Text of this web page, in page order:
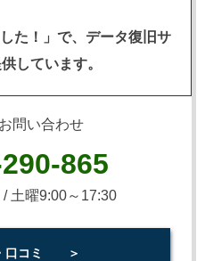
た！」で、データ復旧サ
しています。
問い合わせ
865
土曜9:00～17:30
口コミ ＞